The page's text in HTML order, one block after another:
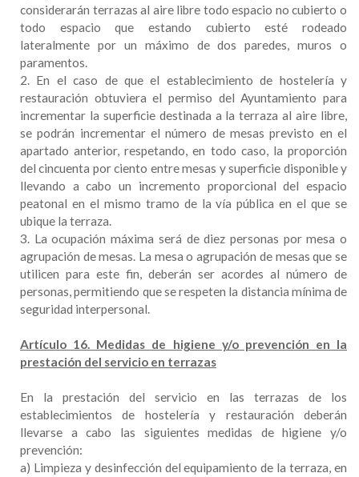
considerarán terrazas al aire libre todo espacio no cubierto o
todo espacio que estando cubierto esté rodeado
lateralmente por un máximo de dos paredes, muros o
paramentos.
2. En el caso de que el establecimiento de hostelería y
restauración obtuviera el permiso del Ayuntamiento para
incrementar la superficie destinada a la terraza al aire libre,
se podrán incrementar el número de mesas previsto en el
apartado anterior, respetando, en todo caso, la proporción
del cincuenta por ciento entre mesas y superficie disponible y
llevando a cabo un incremento proporcional del espacio
peatonal en el mismo tramo de la vía pública en el que se
ubique la terraza.
3. La ocupación máxima será de diez personas por mesa o
agrupación de mesas. La mesa o agrupación de mesas que se
utilicen para este fin, deberán ser acordes al número de
personas, permitiendo que se respeten la distancia mínima de
seguridad interpersonal.
Artículo 16. Medidas de higiene y/o prevención en la
prestación del servicio en terrazas
En la prestación del servicio en las terrazas de los
establecimientos de hostelería y restauración deberán
llevarse a cabo las siguientes medidas de higiene y/o
prevención:
a) Limpieza y desinfección del equipamiento de la terraza, en